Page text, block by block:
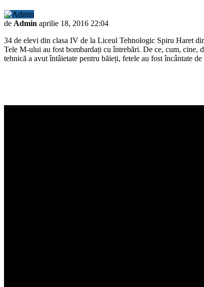
de Admin aprilie 18, 2016 22:04
34 de elevi din clasa IV de la Liceul Tehnologic Spiru Haret
Tele M-ului au fost bombardați cu întrebări. De ce, cum, cine,
tehnică a avut întâietate pentru băieți, fetele au fost încântate